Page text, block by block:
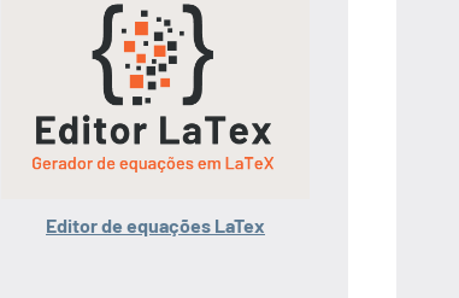
Editor de equações LaTex